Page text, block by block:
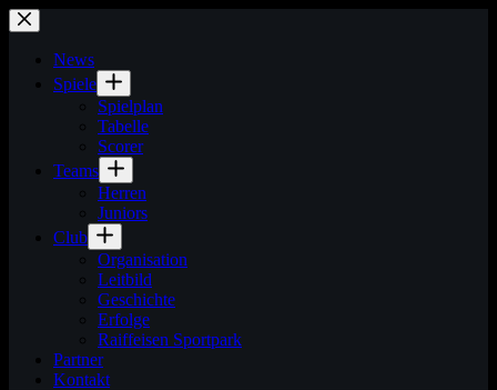
Zum
Inhalt
springenNews
Spiele
Spielplan
Tabelle
Scorer
Teams
Herren
Juniors
Club
Organisation
Leitbild
Geschichte
Erfolge
Raiffeisen Sportpark
Partner
Kontakt